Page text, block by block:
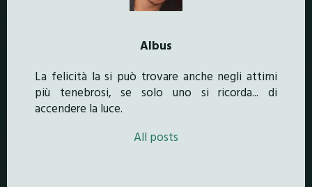
Albus
La felicità la si può trovare anche negli attimi
più tenebrosi, se solo uno si ricorda... di
accendere la luce.
All posts